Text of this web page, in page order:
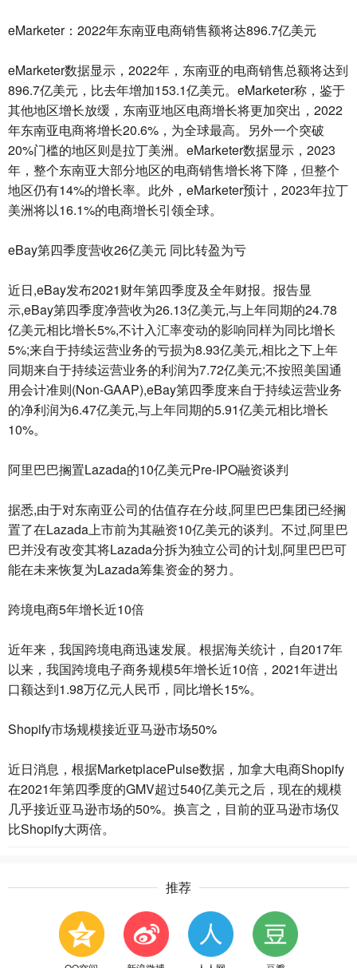
eMarketer：2022年东南亚电商销售额将达896.7亿美元
eMarketer数据显示，2022年，东南亚的电商销售总额将达到
896.7亿美元，比去年增加153.1亿美元。eMarketer称，鉴于
其他地区增长放缓，东南亚地区电商增长将更加突出，2022
年东南亚电商将增长20.6%，为全球最高。另外一个突破
20%门槛的地区则是拉丁美洲。eMarketer数据显示，2023
年，整个东南亚大部分地区的电商销售增长将下降，但整个
地区仍有14%的增长率。此外，eMarketer预计，2023年拉丁
美洲将以16.1%的电商增长引领全球。
eBay第四季度营收26亿美元 同比转盈为亏
近日,eBay发布2021财年第四季度及全年财报。报告显
示,eBay第四季度净营收为26.13亿美元,与上年同期的24.78
亿美元相比增长5%,不计入汇率变动的影响同样为同比增长
5%;来自于持续运营业务的亏损为8.93亿美元,相比之下上年
同期来自于持续运营业务的利润为7.72亿美元;不按照美国通
用会计准则(Non-GAAP),eBay第四季度来自于持续运营业务
的净利润为6.47亿美元,与上年同期的5.91亿美元相比增长
10%。
阿里巴巴搁置Lazada的10亿美元Pre-IPO融资谈判
据悉,由于对东南亚公司的估值存在分歧,阿里巴巴集团已经搁
置了在Lazada上市前为其融资10亿美元的谈判。不过,阿里巴
巴并没有改变其将Lazada分拆为独立公司的计划,阿里巴巴可
能在未来恢复为Lazada筹集资金的努力。
跨境电商5年增长近10倍
近年来，我国跨境电商迅速发展。根据海关统计，自2017年
以来，我国跨境电子商务规模5年增长近10倍，2021年进出
口额达到1.98万亿元人民币，同比增长15%。
Shopify市场规模接近亚马逊市场50%
近日消息，根据MarketplacePulse数据，加拿大电商Shopify
在2021年第四季度的GMV超过540亿美元之后，现在的规模
几乎接近亚马逊市场的50%。换言之，目前的亚马逊市场仅
比Shopify大两倍。
推荐